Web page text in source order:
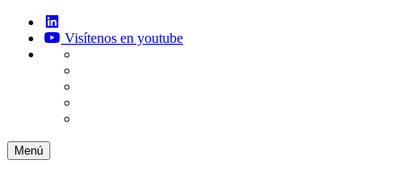
Visítenos en youtube
Menú